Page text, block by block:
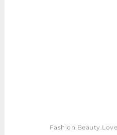
Fashion.Beauty.Love